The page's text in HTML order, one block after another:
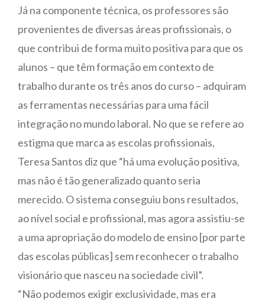
Já na componente técnica, os professores são
provenientes de diversas áreas profissionais, o
que contribui de forma muito positiva para que os
alunos – que têm formação em contexto de
trabalho durante os três anos do curso – adquiram
as ferramentas necessárias para uma fácil
integração no mundo laboral. No que se refere ao
estigma que marca as escolas profissionais,
Teresa Santos diz que “há uma evolução positiva,
mas não é tão generalizado quanto seria
merecido. O sistema conseguiu bons resultados,
ao nível social e profissional, mas agora assistiu-se
a uma apropriação do modelo de ensino [por parte
das escolas públicas] sem reconhecer o trabalho
visionário que nasceu na sociedade civil”.
“Não podemos exigir exclusividade, mas era